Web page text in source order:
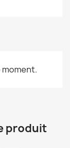
moment.
produit